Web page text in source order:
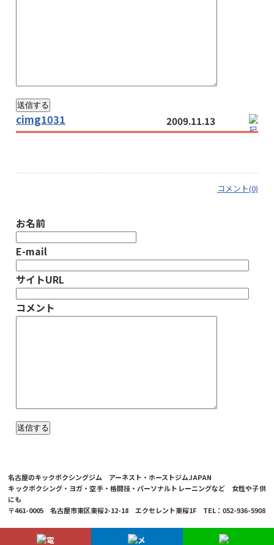
cimg1031 2009.11.13
コメント(0)
お名前
E-mail
サイトURL
コメント
名古屋のキックボクシングジム アーネスト・ホーストジムJAPAN
キックボクシング・ヨガ・空手・格闘技・パーソナルトレーニングなど 女性や子供
にも
〒461-0005 名古屋市東区東桜2-12-18 エクセレント東桜1F TEL：052-936-5908
© 2026 Ernesto Hoost Gym Japan Co.,LTD.